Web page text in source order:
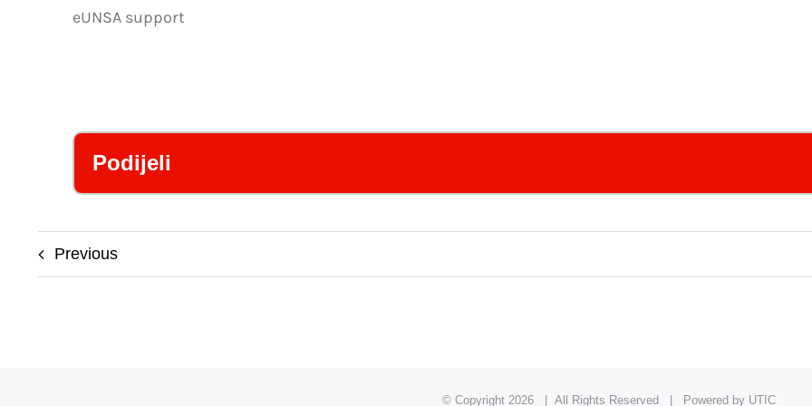
eUNSA support
Podijeli
Previous
© Copyright 2026 | All Rights Reserved | Powered by UTIC